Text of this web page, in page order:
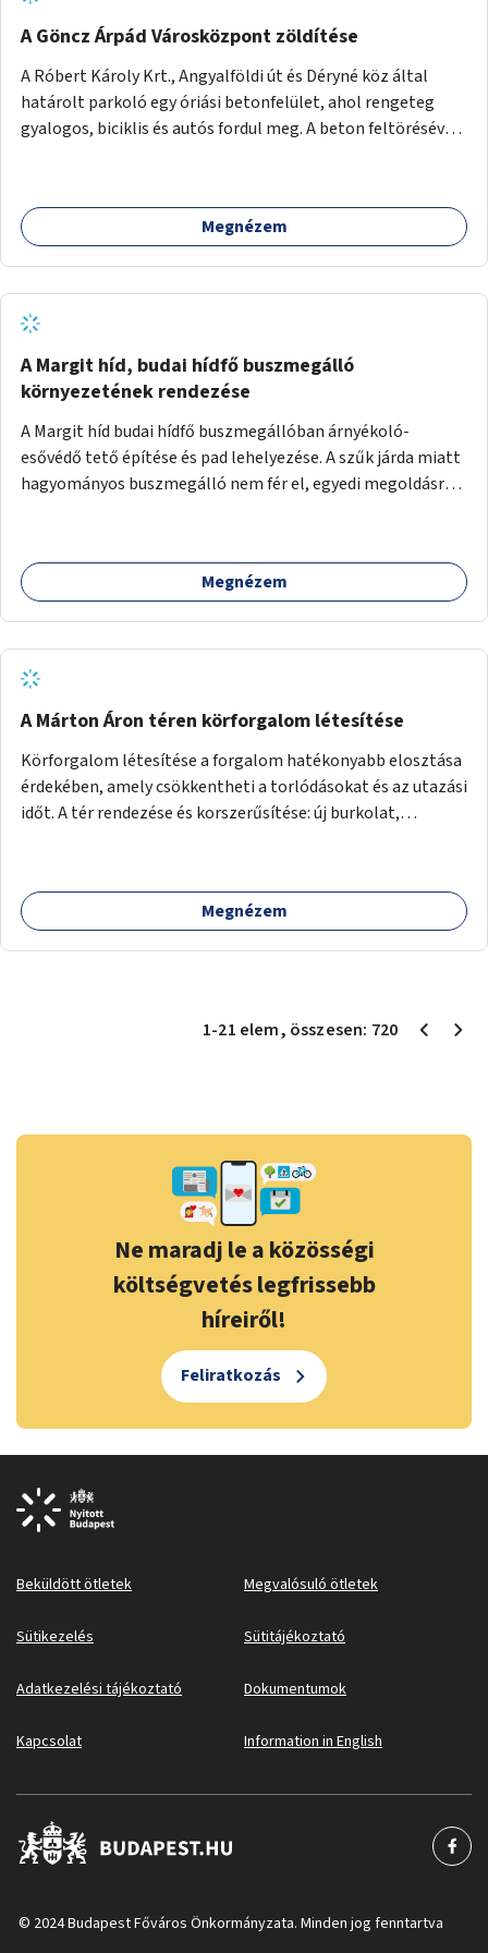
A Göncz Árpád Városközpont zöldítése
A Róbert Károly Krt., Angyalföldi út és Déryné köz által
határolt parkoló egy óriási betonfelület, ahol rengeteg
gyalogos, biciklis és autós fordul meg. A beton feltörésével,
menti járda és a parkoló közé kellene egy zöld sáv,
virágágyásokkal a meglévő fák alá, a lakóépület felőli két
Megnézem
A Margit híd, budai hídfő buszmegálló
környezetének rendezése
A Margit híd budai hídfő buszmegállóban árnyékoló-
esővédő tető építése és pad lehelyezése. A szűk járda miatt
hagyományos buszmegálló nem fér el, egyedi megoldásra
Megnézem
A Márton Áron téren körforgalom létesítése
Körforgalom létesítése a forgalom hatékonyabb elosztása
érdekében, amely csökkentheti a torlódásokat és az utazási
időt. A tér rendezése és korszerűsítése: új burkolat,
időznek.
Megnézem
1-21 elem, összesen: 720
Ne maradj le a közösségi
költségvetés legfrissebb
híreiről!
Feliratkozás
Beküldött ötletek Megvalósuló ötletek
Sütikezelés Sütitájékoztató
Adatkezelési tájékoztató Dokumentumok
Kapcsolat Information in English
© 2024 Budapest Főváros Önkormányzata. Minden jog fenntartva